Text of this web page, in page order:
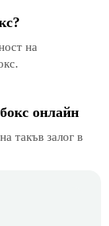
на
онлайн
такъв залог в